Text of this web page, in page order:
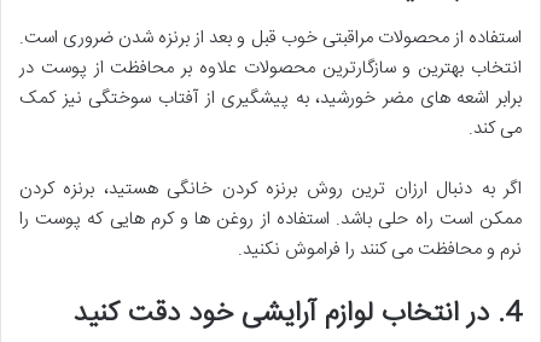
استفاده از محصولات مراقبتی خوب قبل و بعد از برنزه شدن ضروری است.
انتخاب بهترین و سازگارترین محصولات علاوه بر محافظت از پوست در
برابر اشعه های مضر خورشید، به پیشگیری از آفتاب سوختگی نیز کمک
می کند.
اگر به دنبال ارزان ترین روش برنزه کردن خانگی هستید، برنزه کردن
ممکن است راه حلی باشد. استفاده از روغن ها و کرم هایی که پوست را
نرم و محافظت می کنند را فراموش نکنید.
4. در انتخاب لوازم آرایشی خود دقت کنید